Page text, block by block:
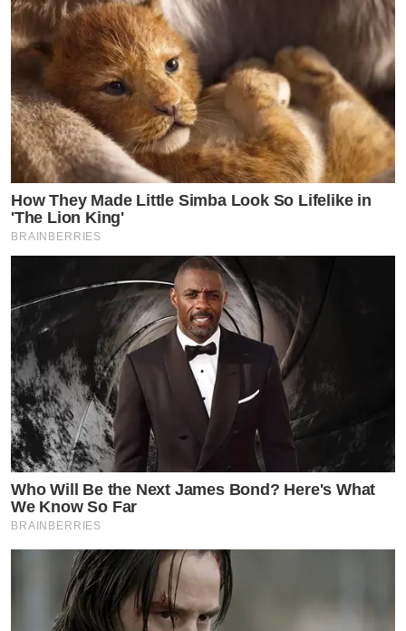
How They Made Little Simba Look So Lifelike in
'The Lion King'
BRAINBERRIES
Who Will Be the Next James Bond? Here's What
We Know So Far
BRAINBERRIES